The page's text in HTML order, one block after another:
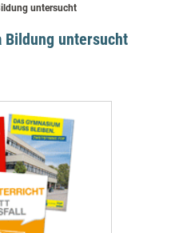
untersucht
Bildung untersucht